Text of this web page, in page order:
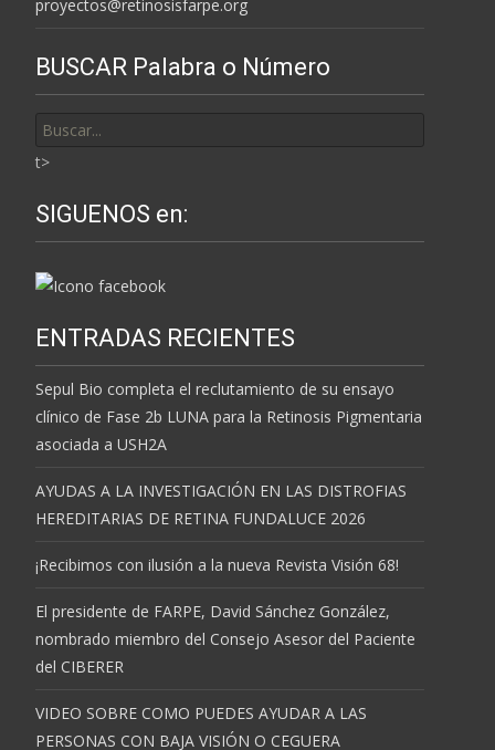
proyectos@retinosisfarpe.org
BUSCAR Palabra o Número
por:
t>
SIGUENOS en:
ENTRADAS RECIENTES
Sepul Bio completa el reclutamiento de su ensayo
clínico de Fase 2b LUNA para la Retinosis Pigmentaria
asociada a USH2A
AYUDAS A LA INVESTIGACIÓN EN LAS DISTROFIAS
HEREDITARIAS DE RETINA FUNDALUCE 2026
¡Recibimos con ilusión a la nueva Revista Visión 68!
El presidente de FARPE, David Sánchez González,
nombrado miembro del Consejo Asesor del Paciente
del CIBERER
VIDEO SOBRE COMO PUEDES AYUDAR A LAS
PERSONAS CON BAJA VISIÓN O CEGUERA